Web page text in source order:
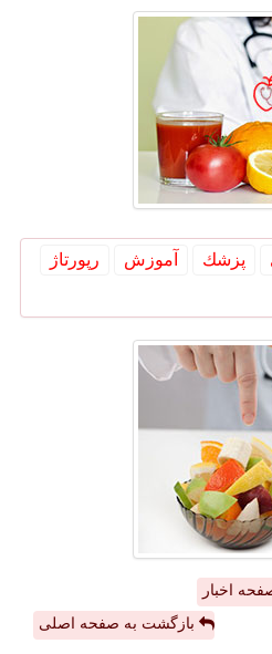
پزشك آموزش
رپورتاژ
اخبار
بازگشت به صفحه اصلی